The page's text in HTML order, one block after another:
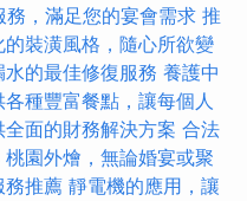
，滿足您的宴會需求 推
的裝潢風格，隨心所欲變
的最佳修復服務 養護中
種豐富餐點，讓每個人
面的財務解決方案 合法
桃園外燴，無論婚宴或聚
務推薦 靜電機的應用，讓